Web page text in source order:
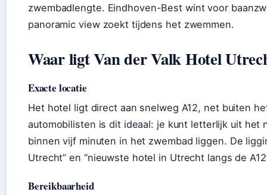
zwembadlengte. Eindhoven-Best wint voor
panoramic view zoekt tijdens het zwemmen.
Waar ligt Van der Valk Hotel
Exacte locatie
Het hotel ligt direct aan snelweg A12, net buiten
automobilisten is dit ideaal: je kunt letterlijk uit het
binnen vijf minuten in het zwembad liggen. De
Utrecht” en “nieuwste hotel in Utrecht langs de
Bereikbaarheid